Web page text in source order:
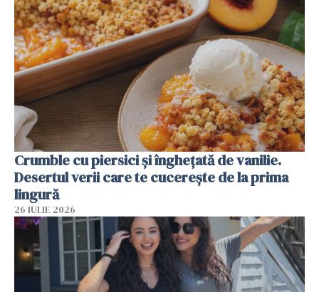
Crumble cu piersici și înghețată de vanilie.
Desertul verii care te cucerește de la prima
lingură
26 IULIE 2026